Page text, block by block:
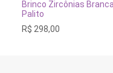
ADICIONAR AO
Brinco Zircônias
Palito
R$ 298,00